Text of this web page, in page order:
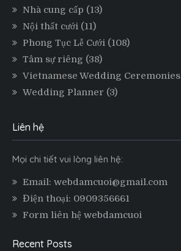
Nhà cung cấp (13)
Nội thất cưới (11)
Phong Tục Lễ Cưới (108)
Tâm sự riêng (38)
Vietnamese Wedding Ceremonies
Wedding Planner (3)
Liên hệ
Mọi chi tiết vui lòng liên hệ:
Email: webdamcuoi@gmail.com
Điện thoại: 0909356661
Form liên hệ webdamcuoi
Recent Posts